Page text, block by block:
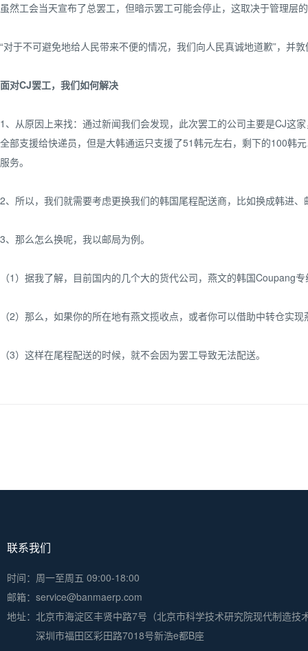
虽然工会当天宣布了总罢工，但暗示罢工可能会停止，这取决于管理层
“对于不可避免地给人民带来不便的情况，我们向人民真诚地道歉”，并
面对CJ罢工，我们如何解决
1、从原因上来找：通过新闻我们会发现，此次罢工的公司主要是CJ这
全部支援给快递员，但是大韩通运只支援了51韩元左右，剩下的100韩
服务。
2、所以，我们就需要考虑更换我们的韩国尾程配送商，比如换成韩进、
3、那么怎么换呢，我以邮局为例。
（1）据我了解，目前国内的几个大的货代公司，燕文的韩国Coupang
（2）那么，如果你的所在地有燕文揽收点，或者你可以借助中转仓实
（3）这样在尾程配送的时候，就不会因为罢工导致无法配送。
联系我们
时间：周一至周五 09:00-18:00
邮箱：service@banmaerp.com
地址： 北京市海淀区丰贤中路7号（北京市科学技术研究院现代制造技
深圳市福田区彩田路7018号新浩e都B座